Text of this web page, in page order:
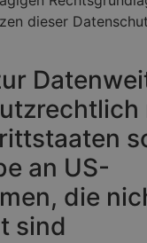
dieser
an US-
die
sind